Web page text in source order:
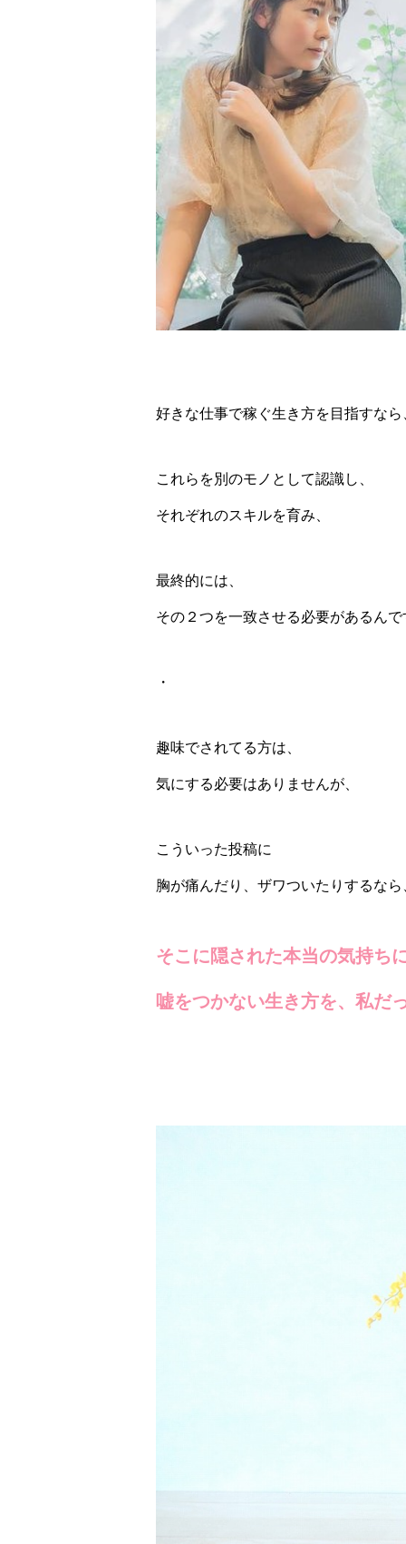
好きな仕事で稼ぐ生き方を目指すなら
これらを別のモノとして認識し、
それぞれのスキルを育み、
最終的には、
その２つを一致させる必要があるんで
・
趣味でされてる方は、
気にする必要はありませんが、
こういった投稿に
胸が痛んだり、ザワついたりするなら
そこに隠された本当の気持ち
嘘をつかない生き方を、私だ